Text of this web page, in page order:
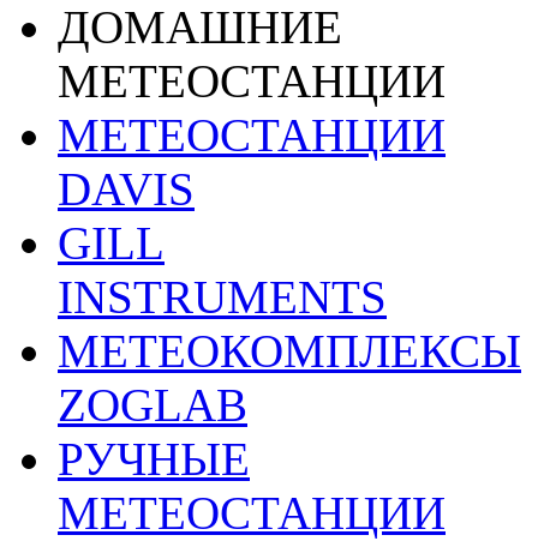
ДОМАШНИЕ
МЕТЕОСТАНЦИИ
МЕТЕОСТАНЦИИ
DAVIS
GILL
INSTRUMENTS
МЕТЕОКОМПЛЕКСЫ
ZOGLAB
РУЧНЫЕ
МЕТЕОСТАНЦИИ